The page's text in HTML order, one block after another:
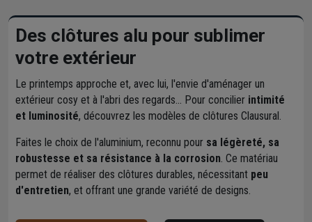
Des clôtures alu pour sublimer
votre extérieur
Le printemps approche et, avec lui, l'envie d'aménager un
extérieur cosy et à l'abri des regards... Pour concilier intimité
et luminosité, découvrez les modèles de clôtures Clausural.
Faites le choix de l'aluminium, reconnu pour sa légèreté, sa
robustesse et sa résistance à la corrosion. Ce matériau
permet de réaliser des clôtures durables, nécessitant peu
d'entretien, et offrant une grande variété de designs.